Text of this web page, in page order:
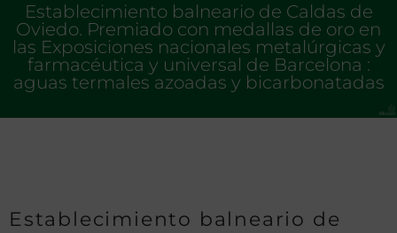
Establecimiento balneario de Caldas de
Oviedo. Premiado con medallas de oro en
las Exposiciones nacionales metalúrgicas y
farmacéutica y universal de Barcelona :
aguas termales azoadas y bicarbonatadas
Establecimiento balneario de